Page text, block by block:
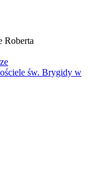
Roberta
św. Brygidy w